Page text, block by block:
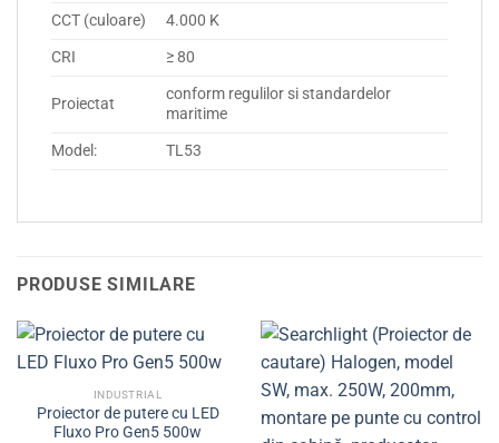
CCT (culoare)
4.000 K
CRI
≥ 80
Proiectat
conform regulilor si standardelor
maritime
Model:
TL53
PRODUSE SIMILARE
INDUSTRIAL
Proiector de putere cu LED
Fluxo Pro Gen5 500w